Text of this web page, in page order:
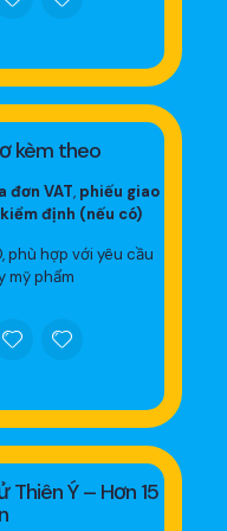
kèm theo
đơn VAT, phiếu giao
định (nếu có)
phù hợp với yêu cầu
mỹ phẩm
Ý – Hơn 15